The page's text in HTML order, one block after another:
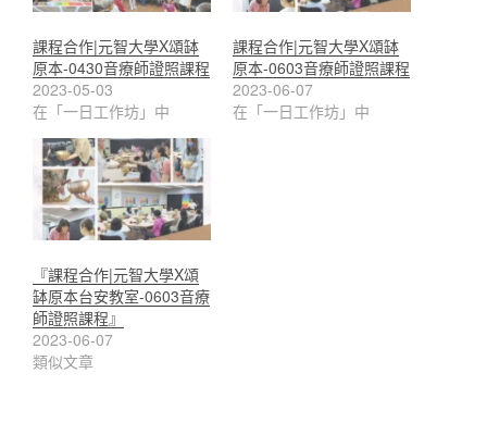
課程合作|元智大學X頌缽
原本-0430音療師證照課程
2023-05-03
在「一日工作坊」中
課程合作|元智大學X頌缽
原本-0603音療師證照課程
2023-06-07
在「一日工作坊」中
『課程合作|元智大學X頌
缽原本台安教室-0603音療
師證照課程』
2023-06-07
類似文章